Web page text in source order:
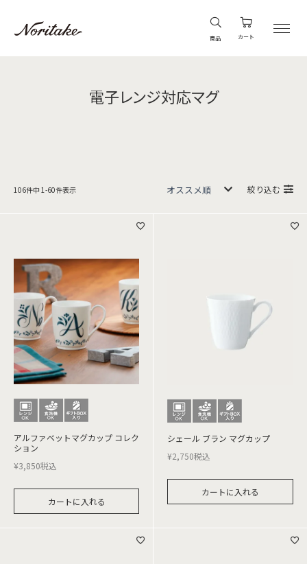
商品 カート
電子レンジ対応マグ
106件中 1 -60件表示 絞り込む
アルファベットマグカップ コレク
ション
¥3,850税込
カートに入れる
シェール ブラン マグカップ
¥2,750税込
カートに入れる